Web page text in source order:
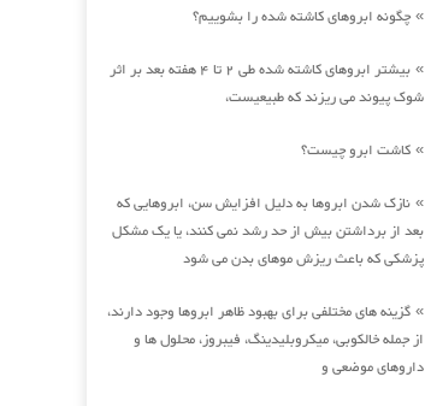
» چگونه ابروهای کاشته شده را بشوییم؟
»
بیشتر ابروهای کاشته شده طی 2 تا 4 هفته بعد بر اثر
شوک پیوند می ریزند که طبیعیست،
» کاشت ابرو چیست؟
» نازک شدن ابروها به دلیل افزایش سن، ابروهایی که
بعد از برداشتن بیش از حد رشد نمی کنند، یا یک مشکل
پزشکی که باعث ریزش موهای بدن می شود
» گزینه های مختلفی برای بهبود ظاهر ابروها وجود دارند،
از جمله خالکوبی، میکروبلیدینگ، فیبروز، محلول ها و
داروهای موضعی و